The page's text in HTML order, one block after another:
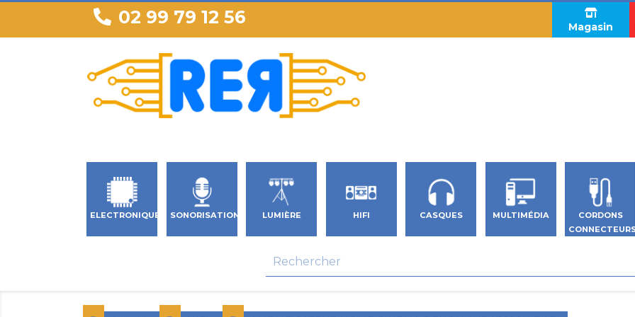
02 99 79 12 56 Magasin
ELECTRONIQUE SONORISATION LUMIÈRE HIFI CASQUES MULTIMÉDIA
CORDONS
CONNECTEURS